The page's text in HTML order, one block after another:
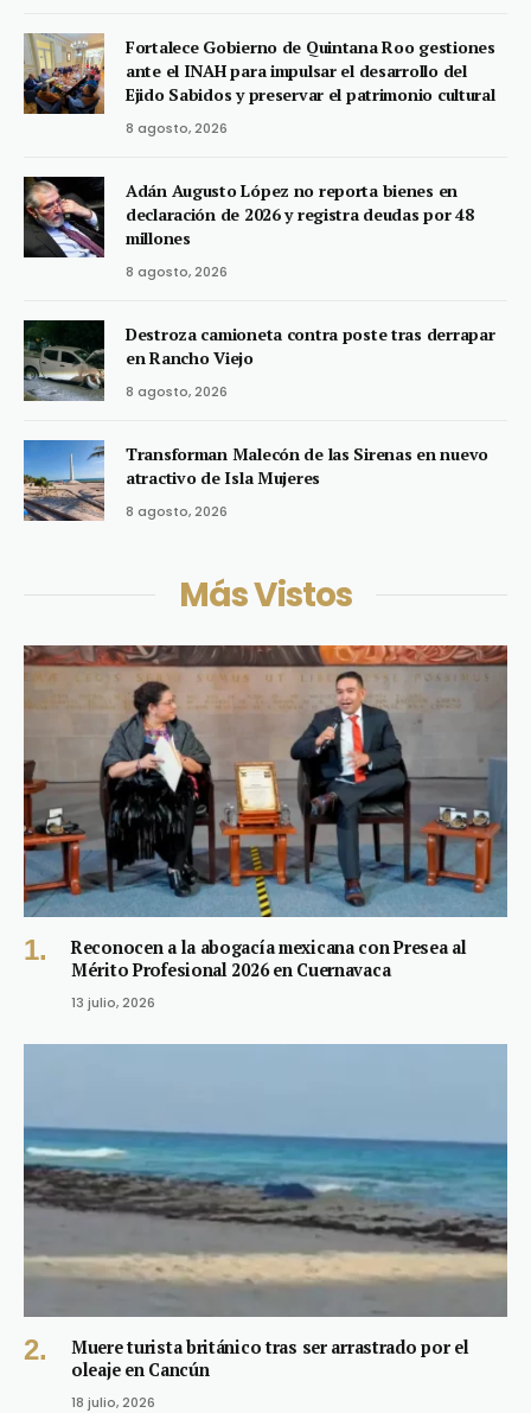
Fortalece Gobierno de Quintana Roo gestiones
ante el INAH para impulsar el desarrollo del
Ejido Sabidos y preservar el patrimonio cultural
8 agosto, 2026
Adán Augusto López no reporta bienes en
declaración de 2026 y registra deudas por 48
millones
8 agosto, 2026
Destroza camioneta contra poste tras derrapar
en Rancho Viejo
8 agosto, 2026
Transforman Malecón de las Sirenas en nuevo
atractivo de Isla Mujeres
8 agosto, 2026
Más Vistos
Reconocen a la abogacía mexicana con Presea al
Mérito Profesional 2026 en Cuernavaca
13 julio, 2026
Muere turista británico tras ser arrastrado por el
oleaje en Cancún
18 julio, 2026